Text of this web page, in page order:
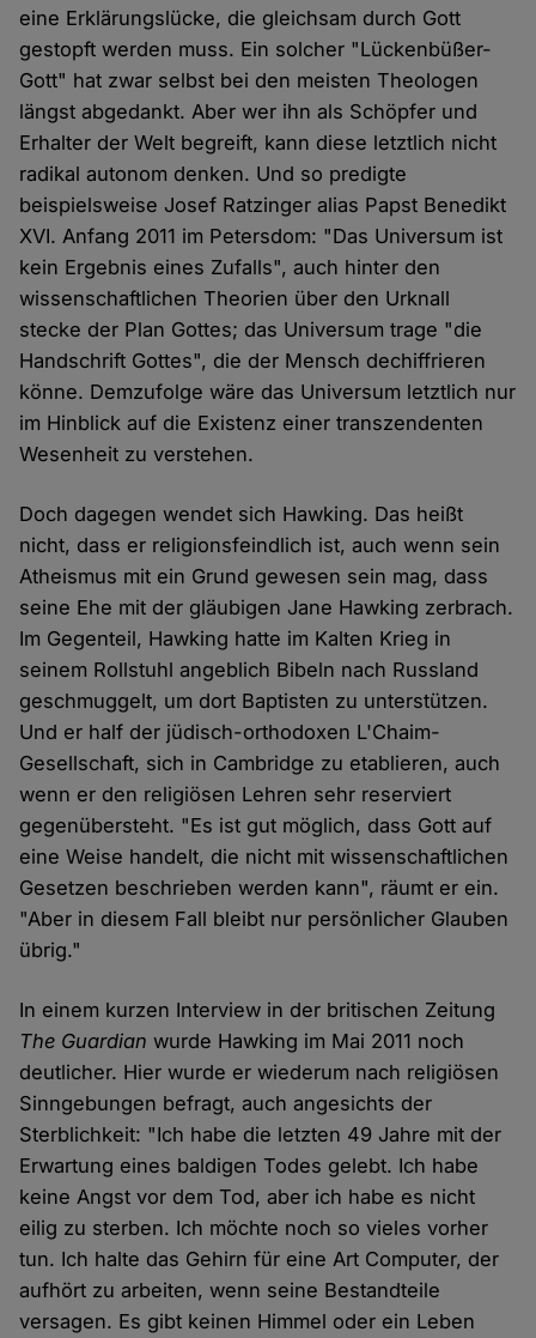
eine Erklärungslücke, die gleichsam durch Gott
gestopft werden muss. Ein solcher "Lückenbüßer-
Gott" hat zwar selbst bei den meisten Theologen
längst abgedankt. Aber wer ihn als Schöpfer und
Erhalter der Welt begreift, kann diese letztlich nicht
radikal autonom denken. Und so predigte
beispielsweise Josef Ratzinger alias Papst Benedikt
XVI. Anfang 2011 im Petersdom: "Das Universum ist
kein Ergebnis eines Zufalls", auch hinter den
wissenschaftlichen Theorien über den Urknall
stecke der Plan Gottes; das Universum trage "die
Handschrift Gottes", die der Mensch dechiffrieren
könne. Demzufolge wäre das Universum letztlich nur
im Hinblick auf die Existenz einer transzendenten
Wesenheit zu verstehen.
Doch dagegen wendet sich Hawking. Das heißt
nicht, dass er religionsfeindlich ist, auch wenn sein
Atheismus mit ein Grund gewesen sein mag, dass
seine Ehe mit der gläubigen Jane Hawking zerbrach.
Im Gegenteil, Hawking hatte im Kalten Krieg in
seinem Rollstuhl angeblich Bibeln nach Russland
geschmuggelt, um dort Baptisten zu unterstützen.
Und er half der jüdisch-orthodoxen L'Chaim-
Gesellschaft, sich in Cambridge zu etablieren, auch
wenn er den religiösen Lehren sehr reserviert
gegenübersteht. "Es ist gut möglich, dass Gott auf
eine Weise handelt, die nicht mit wissenschaftlichen
Gesetzen beschrieben werden kann", räumt er ein.
"Aber in diesem Fall bleibt nur persönlicher Glauben
übrig."
In einem kurzen Interview in der britischen Zeitung
The Guardian wurde Hawking im Mai 2011 noch
deutlicher. Hier wurde er wiederum nach religiösen
Sinngebungen befragt, auch angesichts der
Sterblichkeit: "Ich habe die letzten 49 Jahre mit der
Erwartung eines baldigen Todes gelebt. Ich habe
keine Angst vor dem Tod, aber ich habe es nicht
eilig zu sterben. Ich möchte noch so vieles vorher
tun. Ich halte das Gehirn für eine Art Computer, der
aufhört zu arbeiten, wenn seine Bestandteile
versagen. Es gibt keinen Himmel oder ein Leben